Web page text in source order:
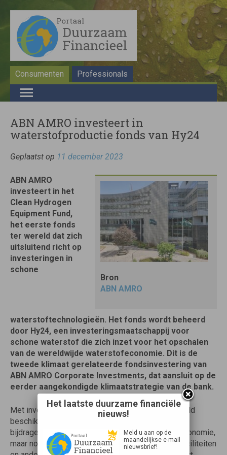
Consumenten Professionals
ABN AMRO investeert in
waterstofproductie fonds van Hy24
Geplaatst op 11 december 2023
Bron
ABN AMRO
ABN AMRO
investeert in het
Clean Hydrogen
Equipment Fund,
het eerste fonds
ter wereld dat zich
uitsluitend richt op
investeringen in
schone
waterstoftechnologieën. Het fonds wordt beheerd
door Hy24, een investeringsmaatschappij voor
schone waterstof die zich inzet voor het opschalen
van de wereldwijde waterstofeconomie. Dit is de
tweede klimaat gerelateerde fondsinvestering van
ABN AMRO Corporate Investments, dat aansluit op de
eerder aangekondigde klimaatstrategie van de bank.
Met investeringen zoals deze stelt ABN AMRO geld
beschikbaar voor snelgroeiende bedrijven die een
bijdrage leveren aan de transitie naar duurzame economie,
maar nog niet in aanmerking komen voor kredietfaciliteiten
Het laatste duurzame financiële
nieuws!
Meld u aan op de
maandelijkse e-mail
nieuwsbrief!